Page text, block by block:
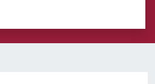
su 5
su 5
5